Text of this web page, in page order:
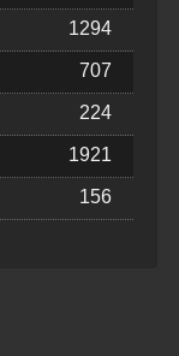
1294
707
224
1921
156